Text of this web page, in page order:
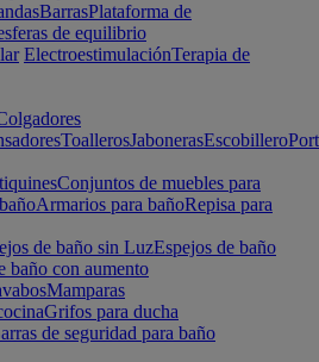
BarrasPlataforma de
de equilibrio
ElectroestimulaciónTerapia de
ToallerosJabonerasEscobillero
Conjuntos de muebles para
Armarios para bañoRepisa para
de baño sin LuzEspejos de baño
baño con aumento
Mamparas
Grifos para ducha
de seguridad para baño